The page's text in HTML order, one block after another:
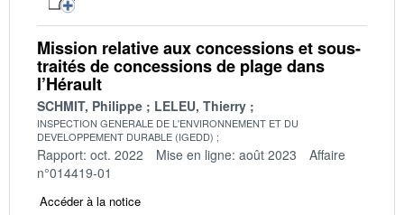
Mission relative aux concessions et sous-
traités de concessions de plage dans
l’Hérault
SCHMIT, Philippe LELEU, Thierry
INSPECTION GENERALE DE L'ENVIRONNEMENT ET DU
DEVELOPPEMENT DURABLE (IGEDD)
Rapport: oct. 2022 Mise en ligne: août 2023
Affaire
n°014419-01
Accéder à la notice